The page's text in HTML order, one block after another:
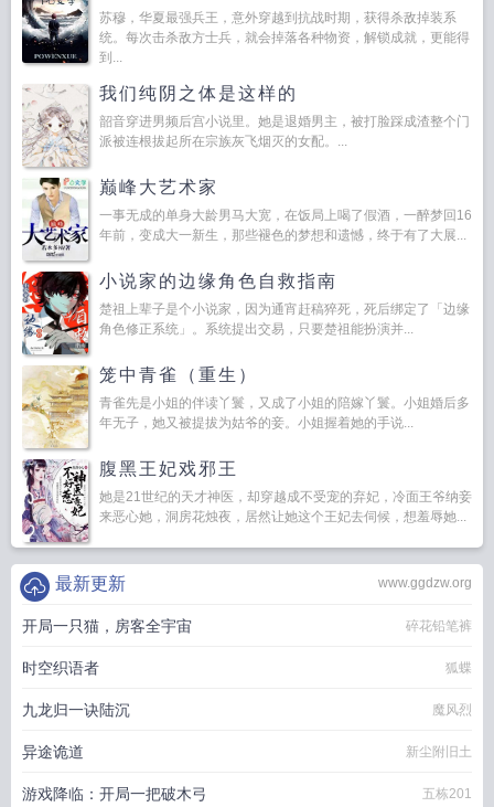
苏穆，华夏最强兵王，意外穿越到抗战时期，获得杀敌掉装系
统。每次击杀敌方士兵，就会掉落各种物资，解锁成就，更能得
到...
我们纯阴之体是这样的
韶音穿进男频后宫小说里。她是退婚男主，被打脸踩成渣整个门
派被连根拔起所在宗族灰飞烟灭的女配。...
巅峰大艺术家
一事无成的单身大龄男马大宽，在饭局上喝了假酒，一醉梦回16
年前，变成大一新生，那些褪色的梦想和遗憾，终于有了大展...
小说家的边缘角色自救指南
楚祖上辈子是个小说家，因为通宵赶稿猝死，死后绑定了「边缘
角色修正系统」。系统提出交易，只要楚祖能扮演并...
笼中青雀（重生）
青雀先是小姐的伴读丫鬟，又成了小姐的陪嫁丫鬟。小姐婚后多
年无子，她又被提拔为姑爷的妾。小姐握着她的手说...
腹黑王妃戏邪王
她是21世纪的天才神医，却穿越成不受宠的弃妃，冷面王爷纳妾
来恶心她，洞房花烛夜，居然让她这个王妃去伺候，想羞辱她...
www.ggdzw.org
最新更新
开局一只猫，房客全宇宙 碎花铅笔裤
时空织语者 狐蝶
九龙归一诀陆沉 魔风烈
异途诡道 新尘附旧土
游戏降临：开局一把破木弓 五栋201